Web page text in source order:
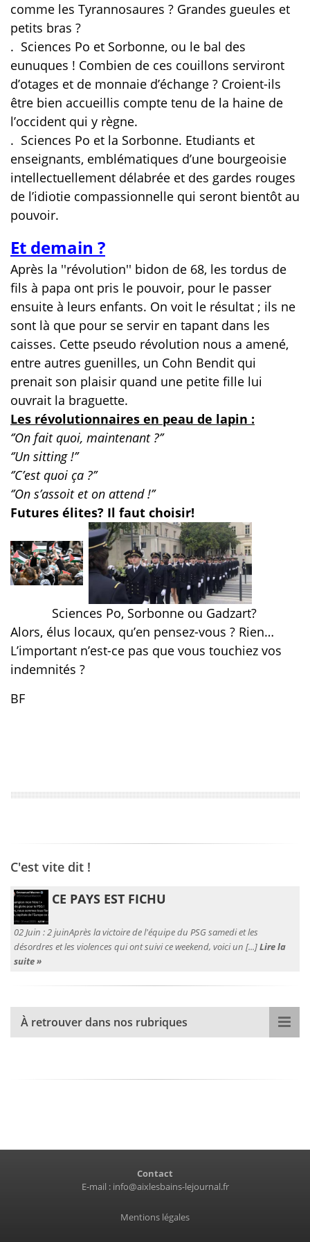
comme les Tyrannosaures ? Grandes gueules et
petits bras ?
. Sciences Po et Sorbonne, ou le bal des
eunuques ! Combien de ces couillons serviront
d’otages et de monnaie d’échange ? Croient-ils
être bien accueillis compte tenu de la haine de
l’occident qui y règne.
. Sciences Po et la Sorbonne. Etudiants et
enseignants, emblématiques d’une bourgeoisie
intellectuellement délabrée et des gardes rouges
de l’idiotie compassionnelle qui seront bientôt au
pouvoir.
Et demain ?
Après la ''révolution'' bidon de 68, les tordus de
fils à papa ont pris le pouvoir, pour le passer
ensuite à leurs enfants. On voit le résultat ; ils ne
sont là que pour se servir en tapant dans les
caisses. Cette pseudo révolution nous a amené,
entre autres guenilles, un Cohn Bendit qui
prenait son plaisir quand une petite fille lui
ouvrait la braguette.
Les révolutionnaires en peau de lapin :
‘’On fait quoi, maintenant ?’’
‘’Un sitting !’’
‘’C’est quoi ça ?’’
‘’On s’assoit et on attend !’’
Futures élites? Il faut choisir!
Sciences Po, Sorbonne ou Gadzart?
Alors, élus locaux, qu’en pensez-vous ? Rien…
L’important n’est-ce pas que vous touchiez vos
indemnités ?
BF
C'est vite dit !
CE PAYS EST FICHU
02 Juin :2 juinAprès la victoire de l'équipe du PSG samedi et les
désordres et les violences qui ont suivi ce weekend, voici un [...]Lire la
suite »
À retrouver dans nos rubriques
Contact
E-mail : info@aixlesbains-lejournal.fr
Mentions légales